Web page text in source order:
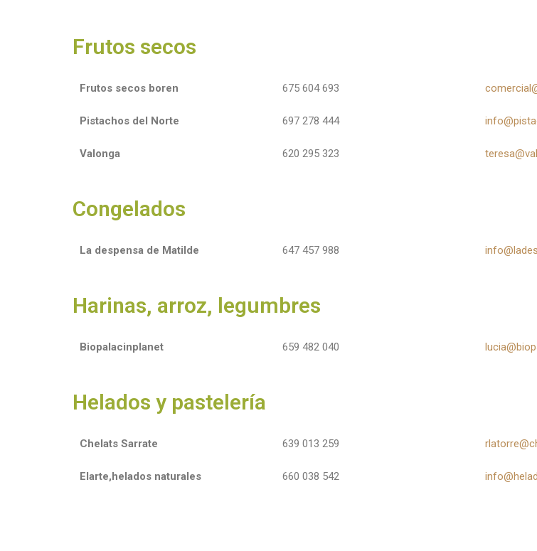
Frutos secos
Frutos secos boren
Pistachos del Norte
Valonga
675 604 693
697 278 444
620 295 323
Congelados
La despensa de Matilde 647 457 988
Harinas, arroz, legumbres
Biopalacinplanet 659 482 040
Helados y pastelería
Chelats Sarrate
Elarte,helados naturales
639 013 259
660 038 542